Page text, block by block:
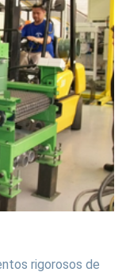
rigorosos de